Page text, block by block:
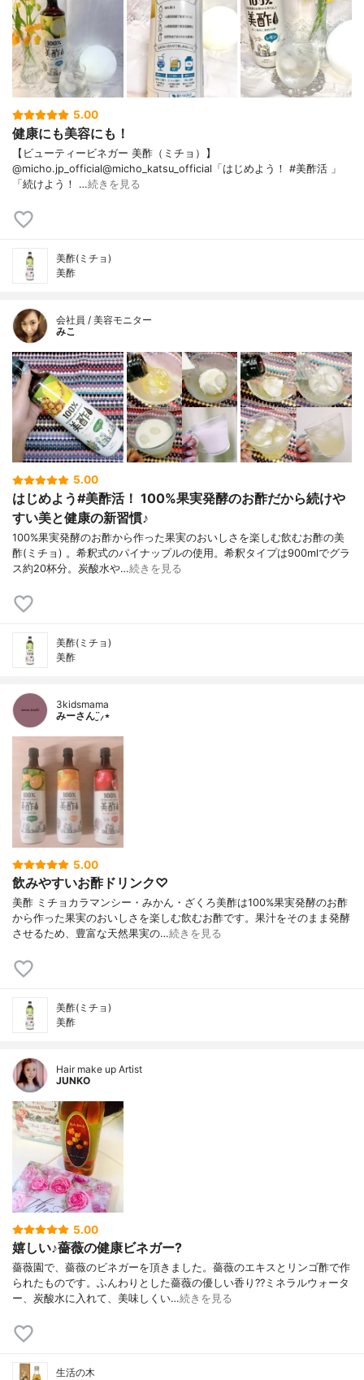
5.00
健康にも美容にも！
【ビューティービネガー 美酢（ミチョ）】
@micho.jp_official@micho_katsu_official「はじめよう！ #美酢活 」
「続けよう！ …続きを見る
美酢(ミチョ)
美酢
会社員 / 美容モニター
みこ
5.00
はじめよう#美酢活！ 100%果実発酵のお酢だから続けや
すい美と健康の新習慣♪
100%果実発酵のお酢から作った果実のおいしさを楽しむ飲むお酢の美
酢(ミチョ) 。希釈式のパイナップルの使用。希釈タイプは900mlでグラ
ス約20杯分。炭酸水や…続きを見る
美酢(ミチョ)
美酢
3kidsmama
みーさん¨̮⸝⋆
5.00
飲みやすいお酢ドリンク♡
美酢 ミチョカラマンシー・みかん・ざくろ美酢は100%果実発酵のお酢
から作った果実のおいしさを楽しむ飲むお酢です。果汁をそのまま発酵
させるため、豊富な天然果実の…続きを見る
美酢(ミチョ)
美酢
Hair make up Artist
JUNKO
5.00
嬉しい♪薔薇の健康ビネガー?
薔薇園で、薔薇のビネガーを頂きました。薔薇のエキスとリンゴ酢で作
られたものです。ふんわりとした薔薇の優しい香り??ミネラルウォータ
ー、炭酸水に入れて、美味しくい…続きを見る
生活の木